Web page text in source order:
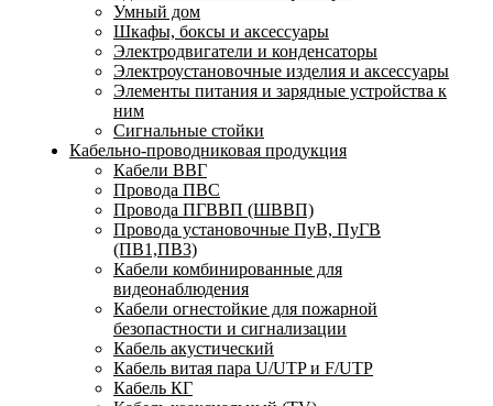
Умный дом
Шкафы, боксы и аксессуары
Электродвигатели и конденсаторы
Электроустановочные изделия и аксессуары
Элементы питания и зарядные устройства к
ним
Сигнальные стойки
Кабельно-проводниковая продукция
Кабели ВВГ
Провода ПВС
Провода ПГВВП (ШВВП)
Провода установочные ПуВ, ПуГВ
(ПВ1,ПВ3)
Кабели комбинированные для
видеонаблюдения
Кабели огнестойкие для пожарной
безопастности и сигнализации
Кабель акустический
Кабель витая пара U/UTP и F/UTP
Кабель КГ